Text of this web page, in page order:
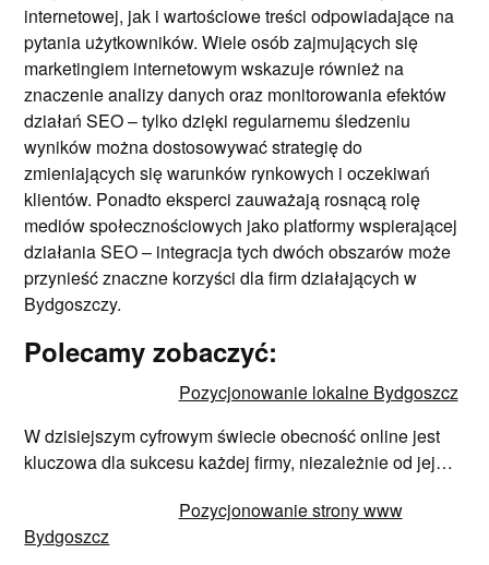
internetowej, jak i wartościowe treści odpowiadające na
pytania użytkowników. Wiele osób zajmujących się
marketingiem internetowym wskazuje również na
znaczenie analizy danych oraz monitorowania efektów
działań SEO – tylko dzięki regularnemu śledzeniu
wyników można dostosowywać strategię do
zmieniających się warunków rynkowych i oczekiwań
klientów. Ponadto eksperci zauważają rosnącą rolę
mediów społecznościowych jako platformy wspierającej
działania SEO – integracja tych dwóch obszarów może
przynieść znaczne korzyści dla firm działających w
Bydgoszczy.
Polecamy zobaczyć:
Pozycjonowanie lokalne Bydgoszcz
W dzisiejszym cyfrowym świecie obecność online jest
kluczowa dla sukcesu każdej firmy, niezależnie od jej…
Pozycjonowanie strony www
Bydgoszcz